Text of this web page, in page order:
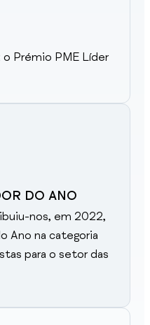
o Prémio PME Líder
DO ANO
nos, em 2022,
Ano na categoria
para o setor das